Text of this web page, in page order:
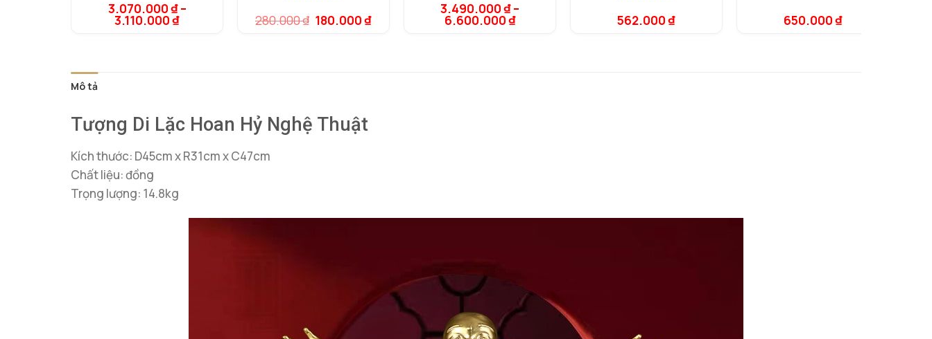
3.070.000₫–
3.110.000₫
dựa trên
280.000₫ Giá
180.000₫Giá
5.00trên 5
dựa trên
1
3.490.000₫–
6.600.000₫
dựa trên
562.000₫ 650.000₫
Mô tả
Tượng Di Lặc Hoan Hỷ Nghệ Thuật
Kích thước: D45cm x R31cm x C47cm
Chất liệu: đồng
Trọng lượng: 14.8kg